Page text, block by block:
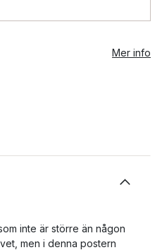
Mer info
inte är större än någon
men i denna postern